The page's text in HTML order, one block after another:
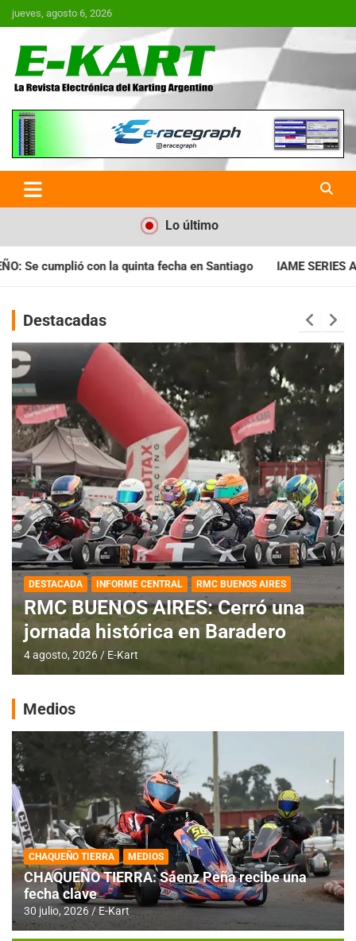
Saltar
al
jueves, agosto 6, 2026
E-Kart.com.ar | La Revista
Electrónica del Karting en
Argentina
Lo último
en Santiago IAME SERIES ARGENTINA: Horarios para la
Destacadas
DESTACADA INFORME CENTRAL RMC BUENOS AIRES
RMC BUENOS AIRES: Cerró una
jornada histórica en Baradero
4 agosto, 2026 E-Kart
Medios
CHAQUEÑO TIERRA MEDIOS
CHAQUEÑO TIERRA: Sáenz Peña recibe una
fecha clave
30 julio, 2026 E-Kart